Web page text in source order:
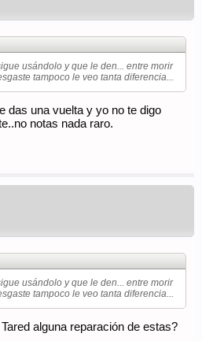
usándolo y que le den... entre morir
tampoco le veo tanta diferencia...
das una vuelta y yo no te digo
notas nada raro.
usándolo y que le den... entre morir
tampoco le veo tanta diferencia...
alguna reparación de estas?